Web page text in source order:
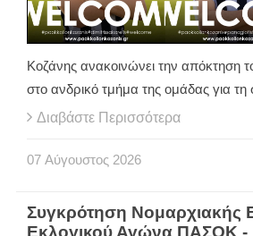
Κοζάνης ανακοινώνει την απόκτηση
στο ανδρικό τμήμα της ομάδας για τη
Διαβάστε Περισσότερα
07 Αύγουστος 2026
Συγκρότηση Νομαρχιακής
Εκλογικού Αγώνα ΠΑΣΟΚ -